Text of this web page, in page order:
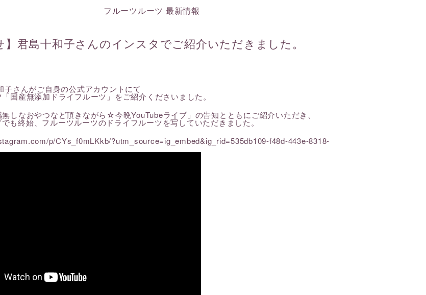
ン レスキューライン リフレッシュライン
イン クーリングライン
フルーツルーツ 最新情報
】君島十和子さんのインスタでご紹介いただきました。
子さんがご自身の公式アカウントにて
国産無添加ドライフルーツ」をご紹介くださいました。
無しなおやつなど頂きながら☆今晩YouTubeライブ」の告知とともにご紹介いただき、
も終始、フルーツルーツのドライフルーツを写していただきました。
p/CYs_f0mLKkb/?utm_source=ig_embed&ig_rid=535db109-f48d-443e-8318-